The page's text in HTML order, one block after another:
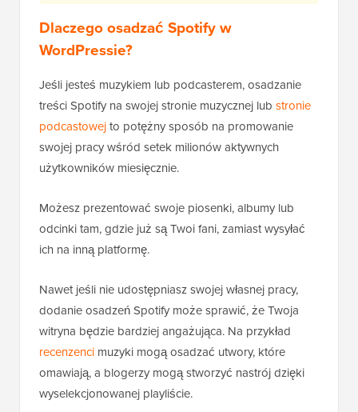
Dlaczego osadzać Spotify w
WordPressie?
Jeśli jesteś muzykiem lub podcasterem, osadzanie
treści Spotify na swojej stronie muzycznej lub stronie
podcastowejto potężny sposób na promowanie
swojej pracy wśród setek milionów aktywnych
użytkowników miesięcznie.
Możesz prezentować swoje piosenki, albumy lub
odcinki tam, gdzie już są Twoi fani, zamiast wysyłać
ich na inną platformę.
Nawet jeśli nie udostępniasz swojej własnej pracy,
dodanie osadzeń Spotify może sprawić, że Twoja
witryna będzie bardziej angażująca. Na przykład
recenzenci muzyki mogą osadzać utwory, które
omawiają, a blogerzy mogą stworzyć nastrój dzięki
wyselekcjonowanej playliście.